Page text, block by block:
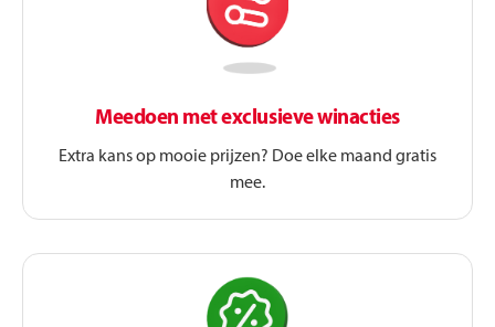
Meedoen met exclusieve winacties
Extra kans op mooie prijzen? Doe elke maand gratis
mee.